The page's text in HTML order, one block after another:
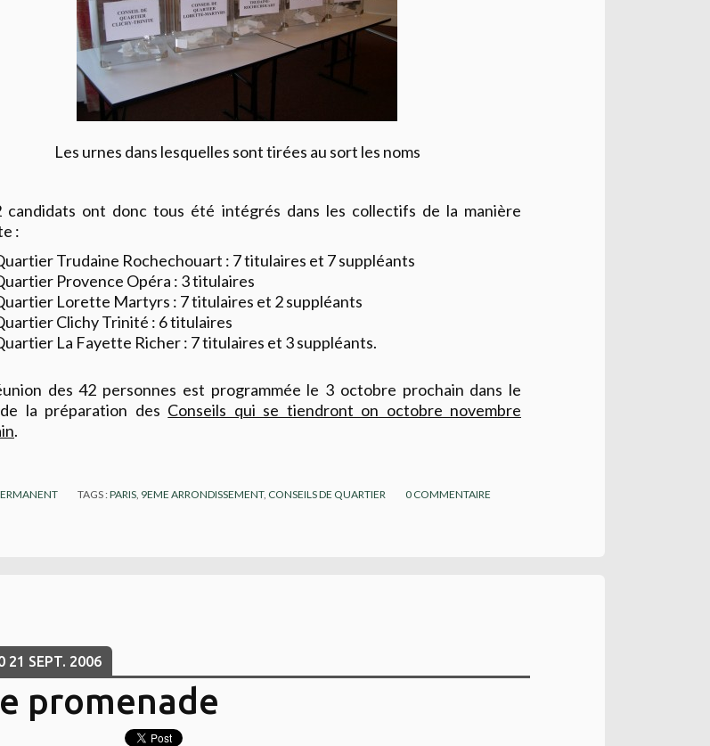
Les urnes dans lesquelles sont tirées au sort les noms
candidats ont donc tous été intégrés dans les collectifs de la manière
:
Trudaine Rochechouart : 7 titulaires et 7 suppléants
Provence Opéra : 3 titulaires
Lorette Martyrs : 7 titulaires et 2 suppléants
Clichy Trinité : 6 titulaires
La Fayette Richer : 7 titulaires et 3 suppléants.
des 42 personnes est programmée le 3 octobre prochain dans le
la préparation des Conseils qui se tiendront on octobre novembre
.
TAGS :PARIS 9EME ARRONDISSEMENT, CONSEILS DE QUARTIER 0 COMMENTAIRE
21 SEPT. 2006
promenade